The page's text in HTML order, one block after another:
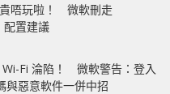
唔玩啦！ 微軟刪走
置建議
Fi 淪陷！ 微軟警告：登入
與惡意軟件一併中招